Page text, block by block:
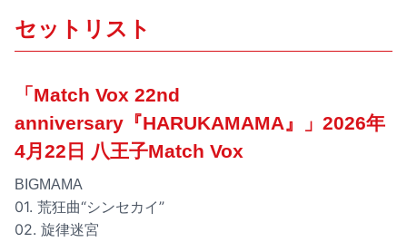
セットリスト
「Match Vox 22nd
anniversary『HARUKAMAMA』」2026年
4月22日 八王子Match Vox
BIGMAMA
01. 荒狂曲“シンセカイ”
02. 旋律迷宮